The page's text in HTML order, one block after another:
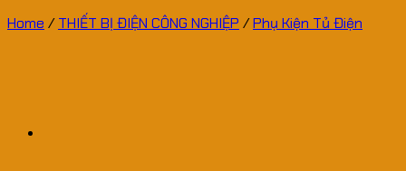
Home / THIẾT BỊ ĐIỆN CÔNG NGHIỆP /Phụ Kiện Tủ Điện